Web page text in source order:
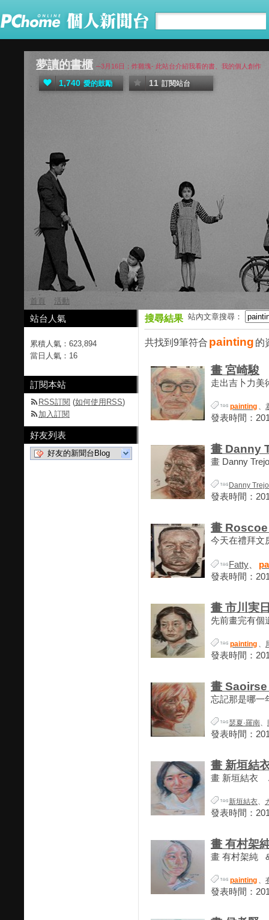
夢讀的書櫃 ─3月16日；炸雞塊- 此站台介紹我看的書、我的個人創作
1,740 愛的鼓勵 11 訂閱站台
首頁 活動
搜尋結果 站內文章搜尋：
共找到9筆符合 painting 的
畫 宮崎駿
走出吉卜力美
painting 、
發表時間：
畫 Danny
畫 Danny
Danny Trejo
發表時間：
畫
今天在禮拜文
Fatty
發表時間：
畫 市川実
先前畫完有個
painting 、
發表時間：
畫
忘記那是哪一
瑟夏·羅南、
發表時間：
畫 新垣結
畫 新垣結衣
新垣結衣、
發表時間：
畫 有村架
畫 有村架純
painting 、
發表時間：
站台人氣
累積人氣： 623,894
當日人氣： 16
訂閱本站
RSS訂閱 (如何使用RSS)
加入訂閱
好友列表
好友的新聞台Blog